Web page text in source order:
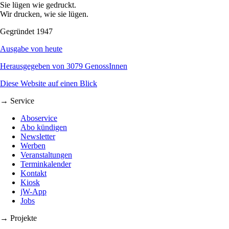
Sie lügen wie gedruckt.
Wir drucken, wie sie lügen.
Gegründet 1947
Ausgabe von heute
Herausgegeben von 3079 GenossInnen
Diese Website auf einen Blick
→ Service
Aboservice
Abo kündigen
Newsletter
Werben
Veranstaltungen
Terminkalender
Kontakt
Kiosk
jW-App
Jobs
→ Projekte